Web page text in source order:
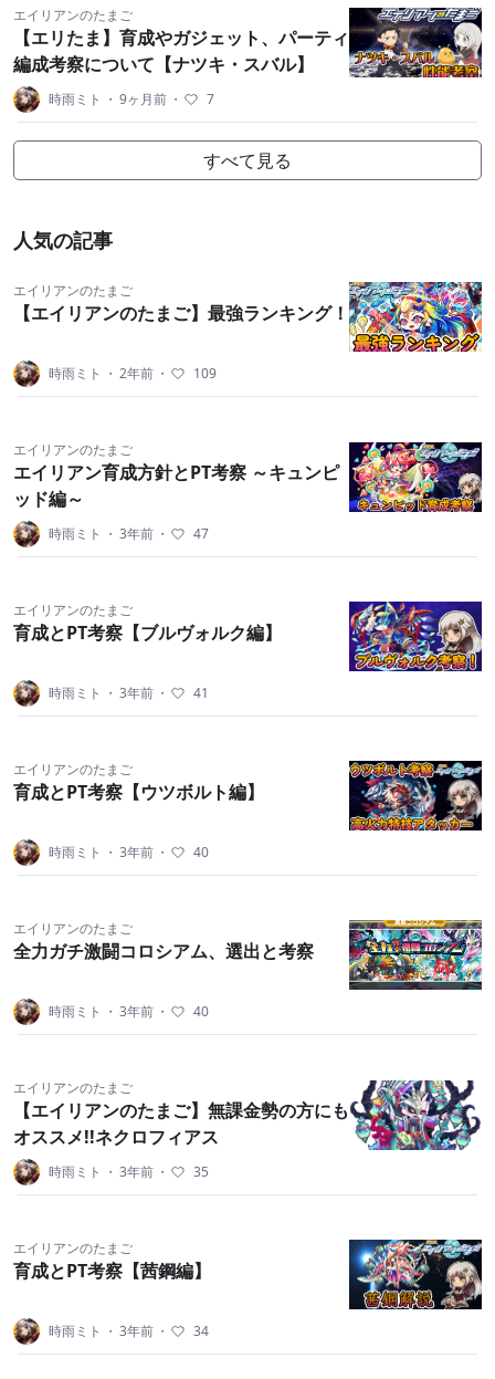
エイリアンのたまご
【エリたま】育成やガジェット、パーティ
編成考察について【ナツキ・スバル】
時雨ミト ・ 9ヶ月前 ・ 7
すべて見る
人気の記事
エイリアンのたまご
【エイリアンのたまご】最強ランキング！
時雨ミト ・ 2年前 ・ 109
エイリアンのたまご
エイリアン育成方針とPT考察 ～キュンピ
ッド編～
時雨ミト ・ 3年前 ・ 47
エイリアンのたまご
育成とPT考察【ブルヴォルク編】
時雨ミト ・ 3年前 ・ 41
エイリアンのたまご
育成とPT考察【ウツボルト編】
時雨ミト ・ 3年前 ・ 40
エイリアンのたまご
全力ガチ激闘コロシアム、選出と考察
時雨ミト ・ 3年前 ・ 40
エイリアンのたまご
【エイリアンのたまご】無課金勢の方にも
オススメ!!ネクロフィアス
時雨ミト ・ 3年前 ・ 35
エイリアンのたまご
育成とPT考察【茜鋼編】
時雨ミト ・ 3年前 ・ 34